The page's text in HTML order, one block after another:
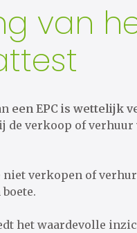
van
een EPC is wettelijk
de verkoop of verhuur
niet verkopen of
het waardevolle